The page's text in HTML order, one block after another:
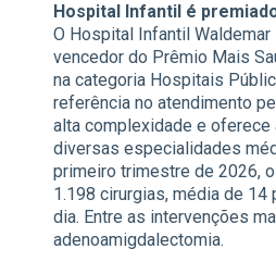
Hospital Infantil é
O Hospital Infantil
vencedor do Prêmio Mais
na categoria Hospitais
referência no atendimento
alta complexidade e
diversas especialidades
primeiro trimestre de 2026,
1.198 cirurgias, média de
dia. Entre as intervenções
adenoamigdalectomia.